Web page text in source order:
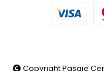
Copyright Pasaje